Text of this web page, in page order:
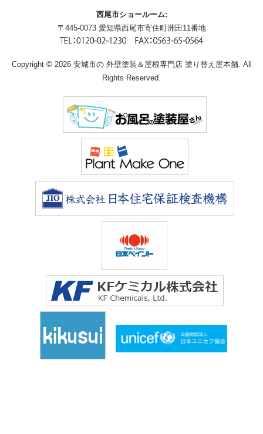
西尾市ショールーム:
〒445-0073 愛知県西尾市寄住町洲田11番地
Copyright © 2026 安城市の 外壁塗装＆屋根専門店 塗り替え屋本舗. All
Rights Reserved.